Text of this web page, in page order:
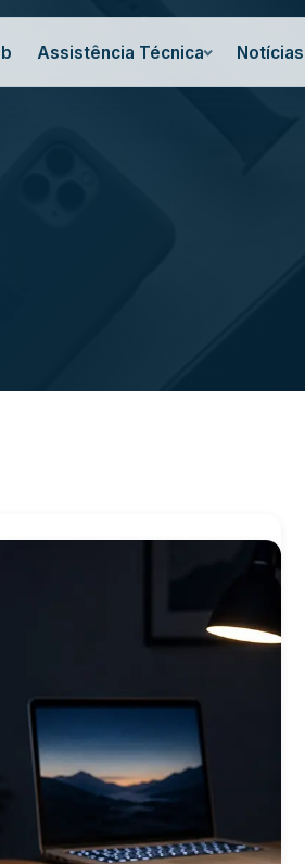
Assistência Técnica Notícias